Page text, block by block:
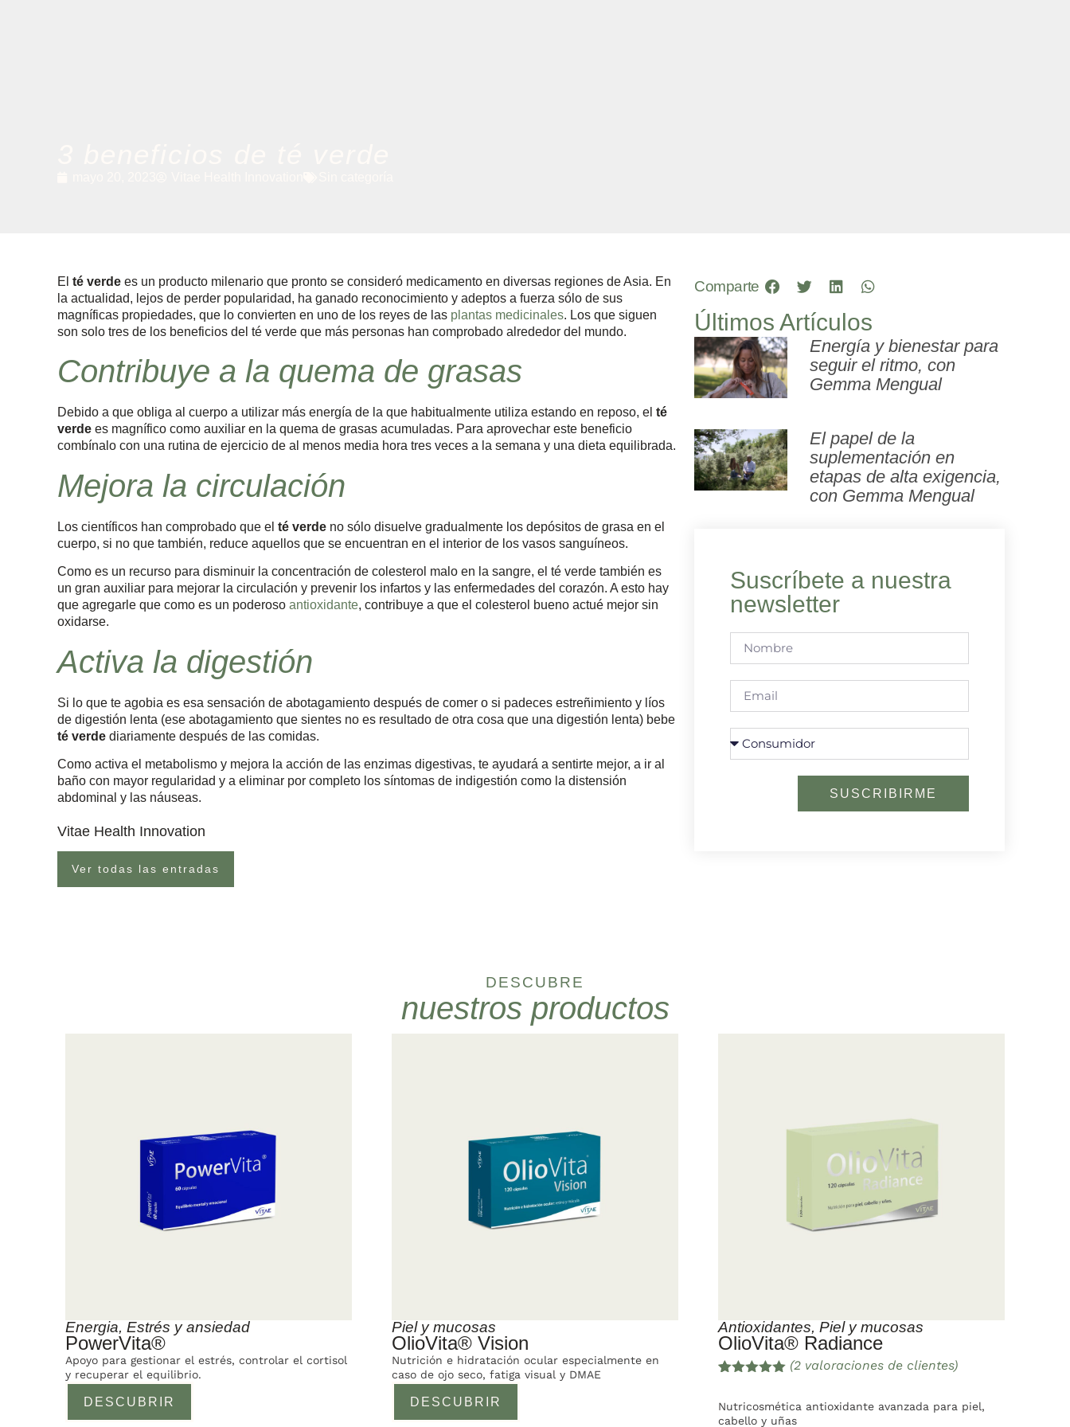
El té verde es un producto milenario que pronto se consideró medicamento en diversas regiones de Asia. En
la actualidad, lejos de perder popularidad, ha ganado reconocimiento y adeptos a fuerza sólo de sus
magníficas propiedades, que lo convierten en uno de los reyes de las plantas medicinales. Los que siguen
son solo tres de los beneficios del té verde que más personas han comprobado alrededor del mundo.
Contribuye a la quema de grasas
Debido a que obliga al cuerpo a utilizar más energía de la que habitualmente utiliza estando en reposo, el té
verde es magnífico como auxiliar en la quema de grasas acumuladas. Para aprovechar este beneficio
combínalo con una rutina de ejercicio de al menos media hora tres veces a la semana y una dieta equilibrada.
Mejora la circulación
Los científicos han comprobado que el té verde no sólo disuelve gradualmente los depósitos de grasa en el
cuerpo, si no que también, reduce aquellos que se encuentran en el interior de los vasos sanguíneos.
Como es un recurso para disminuir la concentración de colesterol malo en la sangre, el té verde también es
un gran auxiliar para mejorar la circulación y prevenir los infartos y las enfermedades del corazón. A esto hay
que agregarle que como es un poderoso antioxidante, contribuye a que el colesterol bueno actué mejor sin
oxidarse.
Activa la digestión
Si lo que te agobia es esa sensación de abotagamiento después de comer o si padeces estreñimiento y líos
de digestión lenta (ese abotagamiento que sientes no es resultado de otra cosa que una digestión lenta) bebe
té verde diariamente después de las comidas.
Como activa el metabolismo y mejora la acción de las enzimas digestivas, te ayudará a sentirte mejor, a ir al
baño con mayor regularidad y a eliminar por completo los síntomas de indigestión como la distensión
abdominal y las náuseas.
Vitae Health Innovation
Ver todas las entradas
Comparte
Últimos Artículos
Energía y bienestar para
seguir el ritmo, con
Gemma Mengual
El papel de la
suplementación en
etapas de alta exigencia,
con Gemma Mengual
Suscríbete a nuestra
newsletter
SUSCRIBIRME
DESCUBRE
nuestros productos
Energia, Estrés y ansiedad
PowerVita®
DESCUBRIR
Apoyo para gestionar el estrés, controlar el cortisol
y recuperar el equilibrio.
Piel y mucosas
OlioVita® Vision
DESCUBRIR
Nutrición e hidratación ocular especialmente en
caso de ojo seco, fatiga visual y DMAE
Antioxidantes, Piel y mucosas
OlioVita® Radiance
5 en base
a
(2 valoraciones de clientes)
Nutricosmética antioxidante avanzada para piel,
cabello y uñas